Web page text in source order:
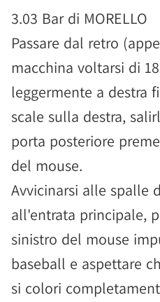
3.03 Bar di MORELLO
Passare dal retro
macchina voltarsi di
leggermente a destra
scale sulla destra,
porta posteriore
del mouse.
Avvicinarsi alle spalle
all'entrata principale,
sinistro del mouse
baseball e aspettare
si colori